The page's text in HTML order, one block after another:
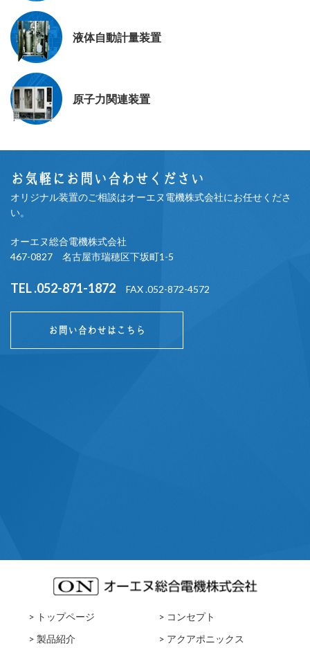
液体自動計量装置
原子力関連装置
お気軽にお問い合わせください
オリジナル装置のご相談はオーエヌ電機株式会社にお任せくださ
い。
オーエヌ総合電機株式会社
467-0827 名古屋市瑞穂区下坂町1-5
TEL .052-871-1872 FAX .052-872-4572
お問い合わせはこちら
> トップページ
> コンセプト
> 製品紹介
> アクアポニックス